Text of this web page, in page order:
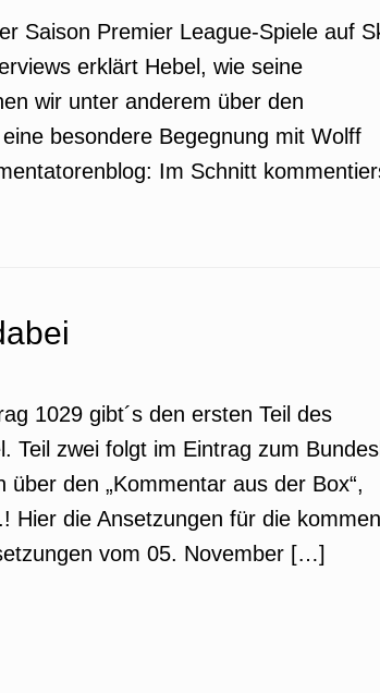
Saison Premier League-Spiele auf
erklärt Hebel, wie seine
wir unter anderem über den
besondere Begegnung mit Wolff
Im Schnitt
1029 gibt´s den ersten Teil des
Teil zwei folgt im Eintrag zum
den „Kommentar aus der Box“,
Hier die Ansetzungen für die
vom 05. November […]